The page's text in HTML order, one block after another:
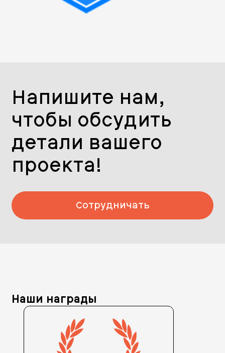
Напишите нам,
чтобы обсудить
детали вашего
проекта!
Сотрудничать
Наши награды